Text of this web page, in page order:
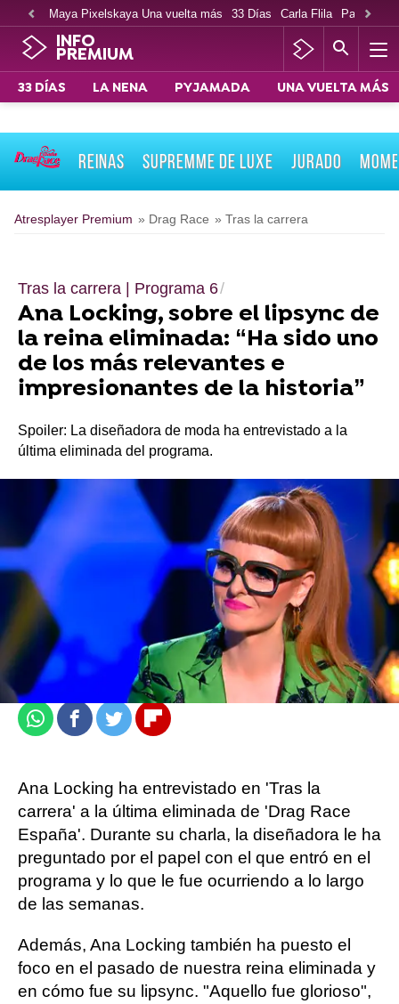
Maya Pixelskaya Una vuelta más 33 Días Carla Flila Paco
INFO
PREMIUM
33 DÍAS LA NENA PYJAMADA UNA VUELTA MÁS
REINAS SUPREMME DE LUXE JURADO
Atresplayer Premium » Drag Race » Tras la carrera
Tras la carrera | Programa 6
Ana Locking, sobre el lipsync de
la reina eliminada: “Ha sido uno
de los más relevantes e
impresionantes de la historia”
Spoiler: La diseñadora de moda ha entrevistado a la
última eliminada del programa.
atresplayer
Actualizado:04 de julio de 2021, 21:26
Publicado:04 de julio de 2021, 21:25
WhatsappFacebook
TwitterFlipboard
Ana Locking ha entrevistado en 'Tras la
carrera' a la última eliminada de 'Drag Race
España'. Durante su charla, la diseñadora le ha
preguntado por el papel con el que entró en el
programa y lo que le fue ocurriendo a lo largo
de las semanas.
Además, Ana Locking también ha puesto el
foco en el pasado de nuestra reina eliminada y
en cómo fue su lipsync. "Aquello fue glorioso",